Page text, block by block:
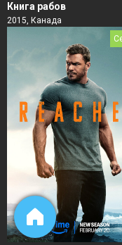
Книга рабов
2015, Канада